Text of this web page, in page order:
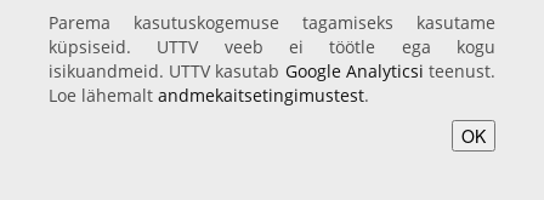
Tähetorni ring 2012
Hillar Uudevald "Dimensioonid"
20.11.12
Parema kasutuskogemuse tagamiseks kasutame
küpsiseid. UTTV veeb ei töötle ega kogu
isikuandmeid. UTTV kasutab Google Analyticsi teenust.
Loe lähemalt andmekaitsetingimustest.
OK